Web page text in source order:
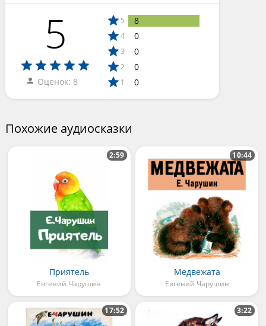
5
Оценок: 8
5 8
4 0
3 0
2 0
1 0
Похожие аудиосказки
Приятель
Евгений Чарушин
2:59
Медвежата
Евгений Чарушин
10:44
17:52 3:22